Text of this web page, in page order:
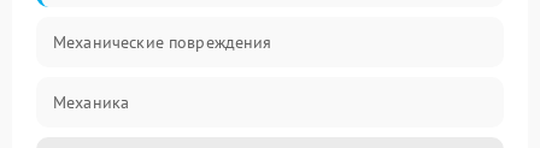
Механические повреждения
Механика